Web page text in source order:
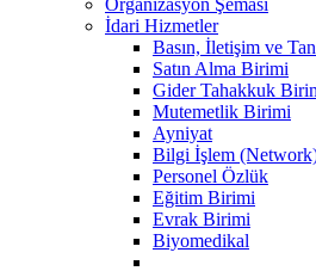
İdari Hizmetler
Basın, İletişim ve
Satın Alma Birimi
Gider Tahakkuk
Mutemetlik Birimi
Ayniyat
Bilgi İşlem
Personel Özlük
Eğitim Birimi
Evrak Birimi
Biyomedikal